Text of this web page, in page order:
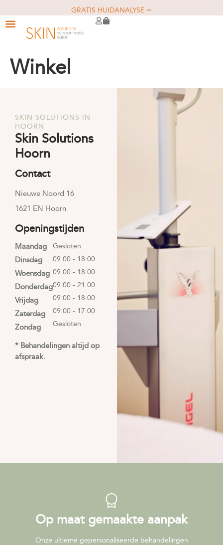
GRATIS HUIDANALYSE ⭢
Winkel
SKIN SOLUTIONS IN
HOORN
Skin Solutions
Hoorn
Contact
Nieuwe Noord 16
1621 EN Hoorn
Openingstijden
Maandag
Dinsdag
Woensdag
Donderdag
Vrijdag
Zaterdag
Zondag
Gesloten
09:00 - 18:00
09:00 - 18:00
09:00 - 21:00
09:00 - 18:00
09:00 - 17:00
Gesloten
* Behandelingen altijd op
afspraak.
Op maat gemaakte aanpak
Onze ultieme gepersonaliseerde behandelingen